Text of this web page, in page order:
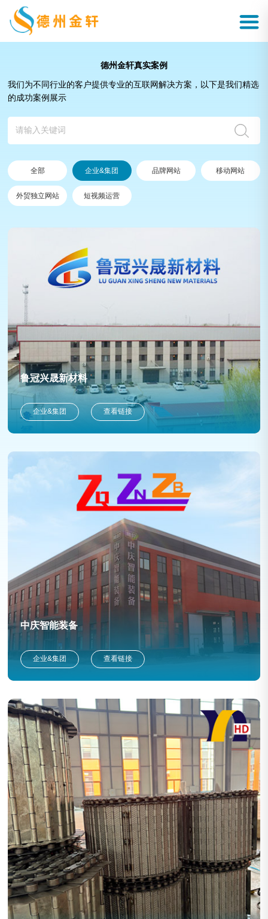
德州金轩真实案例
我们为不同行业的客户提供专业的互联网解决方案，以下是我们精选
的成功案例展示
全部 企业&集团 品牌网站 移动网站
外贸独立网站 短视频运营
鲁冠兴晟新材料
企业&集团 查看链接
中庆智能装备
企业&集团 查看链接